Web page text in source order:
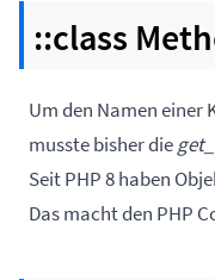
::class
Um den Namen einer
musste bisher die
Seit PHP 8 haben
Das macht den PHP